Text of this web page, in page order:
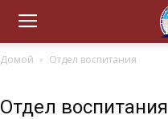
Домой Отдел воспитания
Отдел воспитания